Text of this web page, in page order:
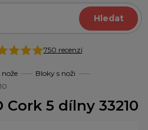
Hledat
750 recenzí
Bloky s noži
Cork 5 dílny 33210